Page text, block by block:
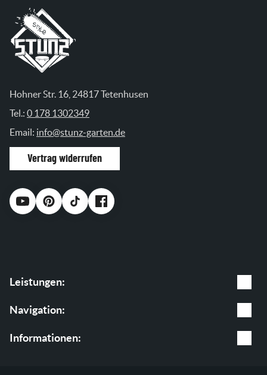
Hohner Str. 16, 24817 Tetenhusen
Tel.: 0 178 1302349
Email: info@stunz-garten.de
Vertrag widerrufen
Leistungen:
Gartenpflege
Baumpflege
Navigation:
Leistungen
Informationen: